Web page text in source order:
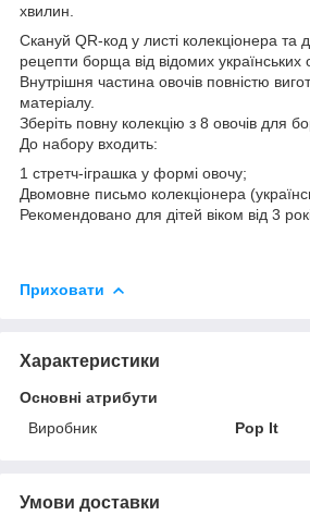
хвилин.
Скануй QR-код у листі колекціонера та
рецепти борща від відомих українських
Внутрішня частина овочів повністю
матеріалу.
Зберіть повну колекцію з 8 овочів для
До набору входить:
1 стретч-іграшка у формі овочу;
Двомовне письмо колекціонера
Рекомендовано для дітей віком від 3
Приховати
Характеристики
Основні атрибути
Виробник
Pop It
Умови доставки